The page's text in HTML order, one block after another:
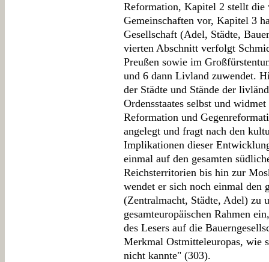
Reformation, Kapitel 2 stellt die
Gemeinschaften vor, Kapitel 3
Gesellschaft (Adel, Städte,
vierten Abschnitt verfolgt
Preußen sowie im
und 6 dann Livland zuwendet.
der Städte und Stände der
Ordensstaates selbst und
Reformation und
angelegt und fragt nach den
Implikationen dieser
einmal auf den gesamten
Reichsterritorien bis hin zur
wendet er sich noch einmal den
(Zentralmacht, Städte, Adel) zu
gesamteuropäischen Rahmen
des Lesers auf die
Merkmal Ostmitteleuropas, wie
nicht kannte" (303).